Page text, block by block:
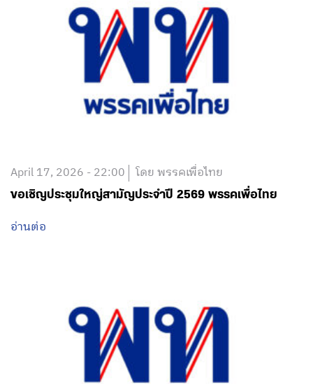
April 17, 2026 - 22:00 โดย พรรคเพื่อไทย
ขอเชิญประชุมใหญ่สามัญประจำปี 2569 พรรคเพื่อไทย
อ่านต่อ